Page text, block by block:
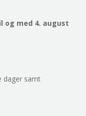
og med 4. august
dager samt